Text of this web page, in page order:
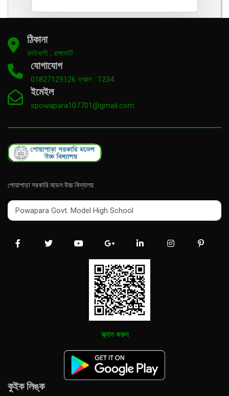
ঠিকানা
কাউখালী , রাঙ্গামাটি
যোগাযোগ
01827129126 ফ্যাক্স : 1234
ইমেইল
spowapara107701@gmail.com
পোয়াপাড়া সরকারি মডেল উচ্চ বিদ্যালয়
Powapara Govt. Model High School
Powapara Govt. Model High School
স্ক্যান করুন
কুইক লিঙ্ক